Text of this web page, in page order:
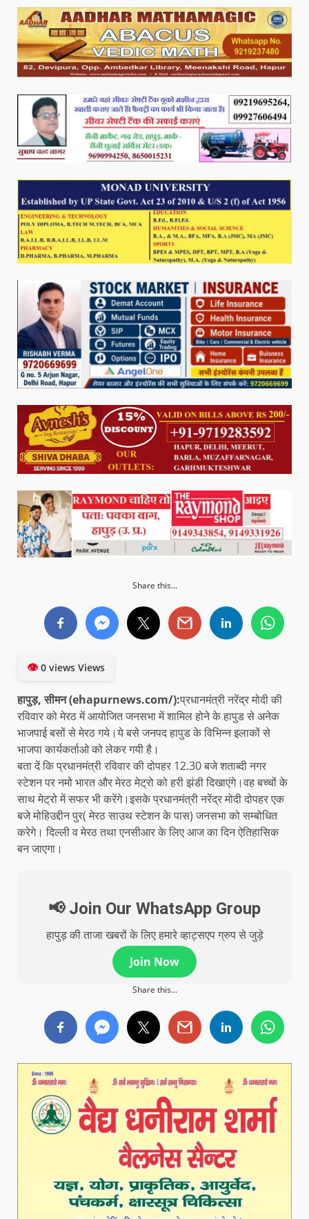
Share this...
👁0 views Views
हापुड़, सीमन (ehapurnews.com/):प्रधानमंत्री नरेंद्र मोदी की
रविवार को मेरठ में आयोजित जनसभा में शामिल होने के हापुड से अनेक
भाजपाई बसों से मेरठ गये।ये बसे जनपद हापुड के विभिन्न इलाकों से
भाजपा कार्यकर्ताओ को लेकर गयी है।
बता दें कि प्रधानमंत्री रविवार की दोपहर 12.30 बजे शताब्दी नगर
स्टेशन पर नमो भारत और मेरठ मेट्रो को हरी झंडी दिखाएंगे।वह बच्चों के
साथ मेट्रो में सफर भी करेंगे।इसके प्रधानमंत्री नरेंद्र मोदी दोपहर एक
बजे मोहिउद्दीन पुर( मेरठ साउथ स्टेशन के पास) जनसभा को सम्बोधित
करेगे। दिल्ली व मेरठ तथा एनसीआर के लिए आज का दिन ऐतिहासिक
बन जाएगा।
📢 Join Our WhatsApp Group
हापुड़ की ताजा खबरों के लिए हमारे व्हाट्सएप ग्रुप से जुड़े
Join Now
Share this...